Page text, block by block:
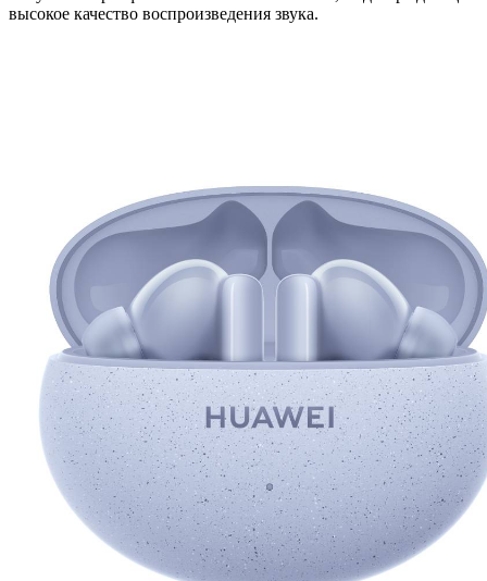
высокое качество воспроизведения звука.